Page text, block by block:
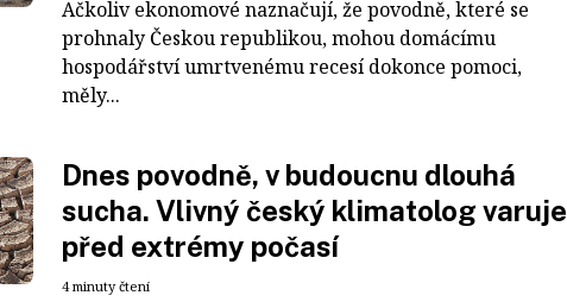
Ačkoliv ekonomové naznačují, že povodně, které se
prohnaly Českou republikou, mohou domácímu
hospodářství umrtvenému recesí dokonce pomoci,
měly...
Dnes povodně, v budoucnu dlouhá
sucha. Vlivný český klimatolog varuje
před extrémy počasí
4 minuty čtení